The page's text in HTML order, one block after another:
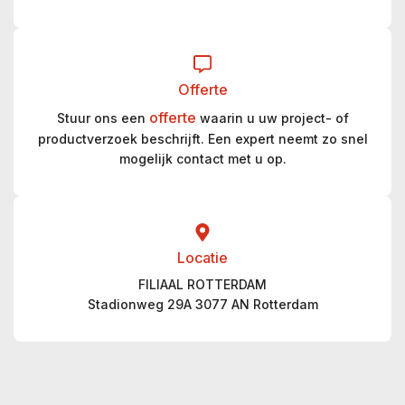
Offerte
Stuur ons een offerte waarin u uw project- of
productverzoek beschrijft. Een expert neemt zo snel
mogelijk contact met u op.
Locatie
FILIAAL ROTTERDAM
Stadionweg 29A 3077 AN Rotterdam